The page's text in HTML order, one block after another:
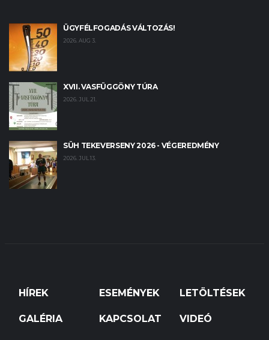
ÜGYFÉLFOGADÁS VÁLTOZÁS!
2026. AUG 3.
XVII. VASFÜGGÖNY TÚRA
2026. JUL 21.
SÜH TEKEVERSENY 2026 - VÉGEREDMÉNY
2026. JUL 13.
HÍREK ESEMÉNYEK LETÖLTÉSEK
GALÉRIA KAPCSOLAT VIDEÓ